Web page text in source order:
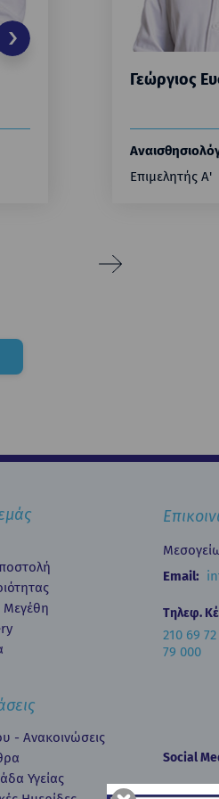
Γεώργιος
Επιμελητής Α'
Μεγέθη
- Ανακοινώσεις
Υγείας
Email:
Τηλεφ.
210 69
79 000
Social